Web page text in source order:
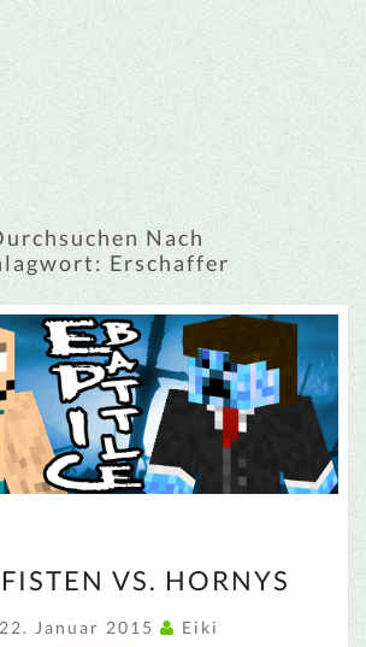
Nach
Erschaffer
VS.
HORNYS
VS. HORNYS
22. Januar 2015 Eiki